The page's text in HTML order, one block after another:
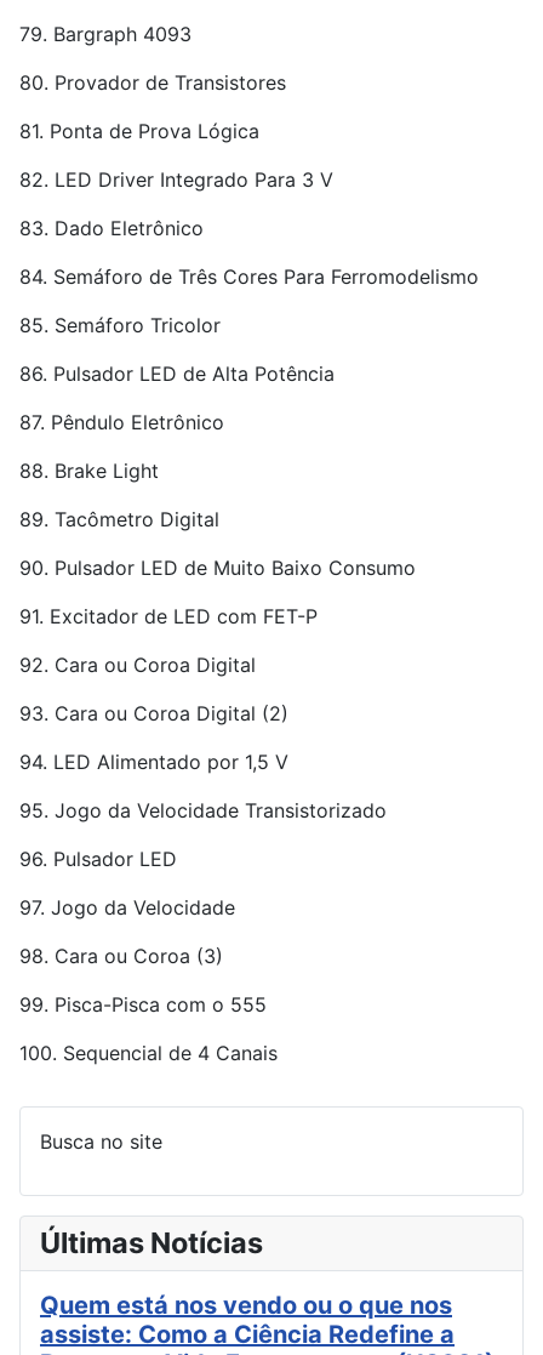
79. Bargraph 4093
80. Provador de Transistores
81. Ponta de Prova Lógica
82. LED Driver Integrado Para 3 V
83. Dado Eletrônico
84. Semáforo de Três Cores Para Ferromodelismo
85. Semáforo Tricolor
86. Pulsador LED de Alta Potência
87. Pêndulo Eletrônico
88. Brake Light
89. Tacômetro Digital
90. Pulsador LED de Muito Baixo Consumo
91. Excitador de LED com FET-P
92. Cara ou Coroa Digital
93. Cara ou Coroa Digital (2)
94. LED Alimentado por 1,5 V
95. Jogo da Velocidade Transistorizado
96. Pulsador LED
97. Jogo da Velocidade
98. Cara ou Coroa (3)
99. Pisca-Pisca com o 555
100. Sequencial de 4 Canais
Busca no site
Últimas Notícias
Quem está nos vendo ou o que nos
assiste: Como a Ciência Redefine a